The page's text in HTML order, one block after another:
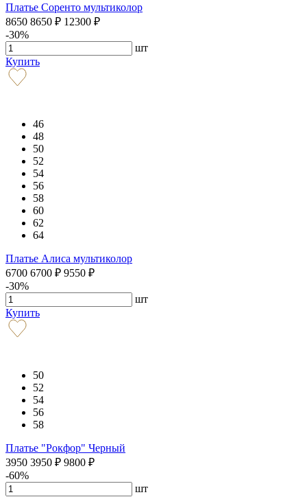
Платье Соренто мультиколор
8650 8650 ₽ 12300 ₽
-30%
шт
Купить
46
48
50
52
54
56
58
60
62
64
Платье Алиса мультиколор
6700 6700 ₽ 9550 ₽
-30%
шт
Купить
50
52
54
56
58
Платье "Рокфор" Черный
3950 3950 ₽ 9800 ₽
-60%
шт